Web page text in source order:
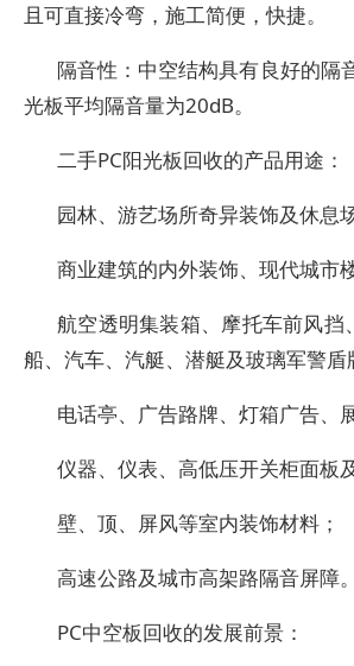
且可直接冷弯，施工简便，快捷。
隔音性：中空结构具有良好的隔
光板平均隔音量为20dB。
二手PC阳光板回收的产品用途：
园林、游艺场所奇异装饰及休息
商业建筑的内外装饰、现代城市
航空透明集装箱、摩托车前风挡
船、汽车、汽艇、潜艇及玻璃军警盾
电话亭、广告路牌、灯箱广告、
仪器、仪表、高低压开关柜面板
壁、顶、屏风等室内装饰材料；
高速公路及城市高架路隔音屏障。
PC中空板回收的发展前景：